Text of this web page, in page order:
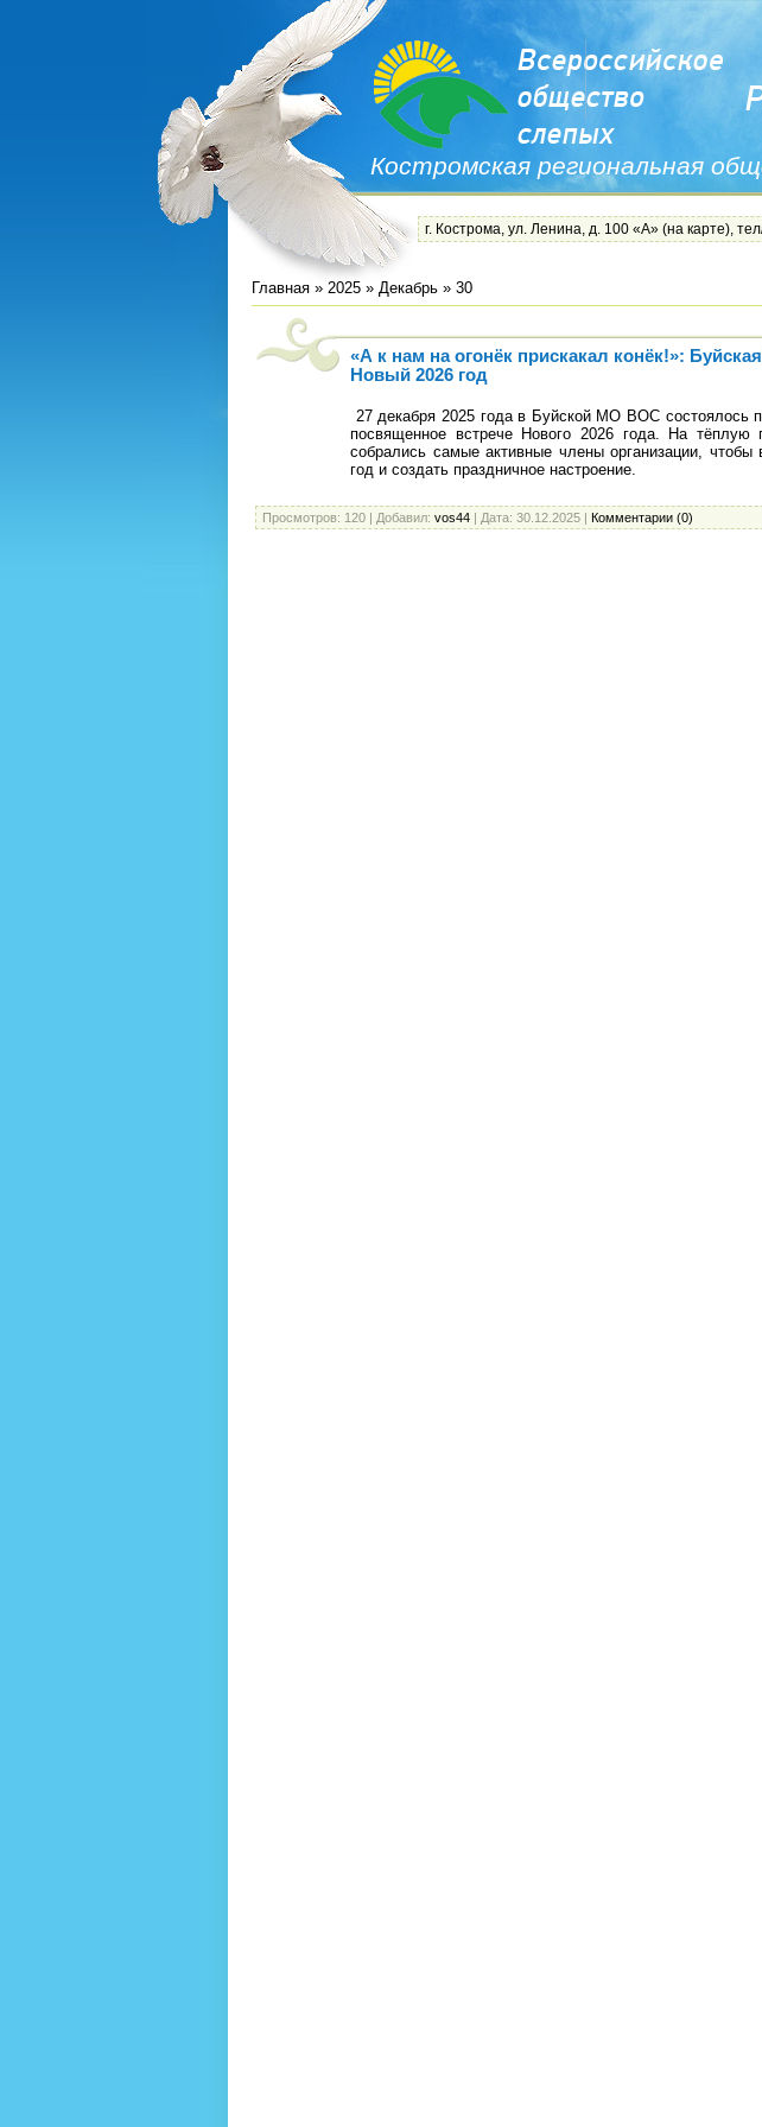
Костромская региональная
г. Кострома, ул. Ленина, д. 100 «А» (на карте),
Главная » 2025 » Декабрь » 30
«А к нам на огонёк прискакал конёк!»:
Новый 2026 год
27 декабря 2025 года в Буйской МО ВОС состоялось
посвященное встрече Нового 2026 года. На тёплую
собрались самые активные члены организации, чтобы
год и создать праздничное настроение.
Просмотров: 120 | Добавил: vos44 | Дата: 30.12.2025 | Комментарии (0)